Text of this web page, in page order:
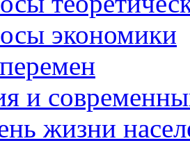
экономики
и
жизни